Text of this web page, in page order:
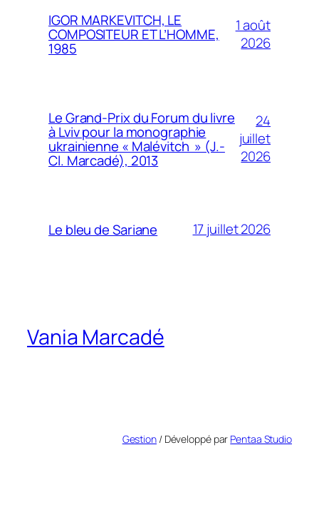
IGOR MARKEVITCH, LE
COMPOSITEUR ET L’HOMME,
1985
1 août
2026
Le Grand-Prix du Forum du livre
à Lviv pour la monographie
ukrainienne « Malévitch » (J.-
Cl. Marcadé), 2013
24
juillet
2026
Le bleu de Sariane 17 juillet 2026
Vania Marcadé
Gestion/ Développé par Pentaa Studio